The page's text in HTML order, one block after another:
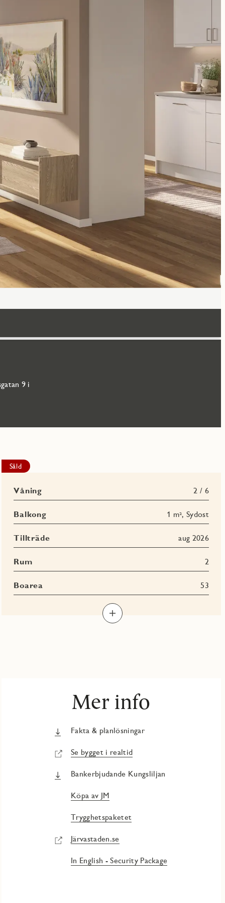
9 i
Såld
Våning 2 / 6
Balkong 1 m², Sydost
Tillträde aug 2026
Rum 2
Boarea 53
Mer info
Fakta & planlösningar
Se bygget i realtid
Bankerbjudande Kungsliljan
Köpa av JM
Trygghetspaketet
Järvastaden.se
In English - Security Package